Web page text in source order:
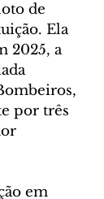
de
Ela
2025, a
por três
em